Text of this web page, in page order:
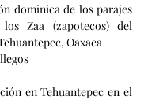
dominica de los parajes
los Zaa (zapotecos) del
en Tehuantepec en el